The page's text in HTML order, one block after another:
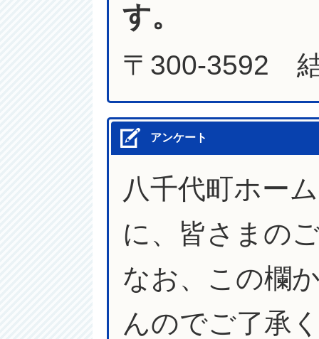
す。
〒300-3592
アンケート
八千代町ホー
に、皆さまの
なお、この欄
んのでご了承